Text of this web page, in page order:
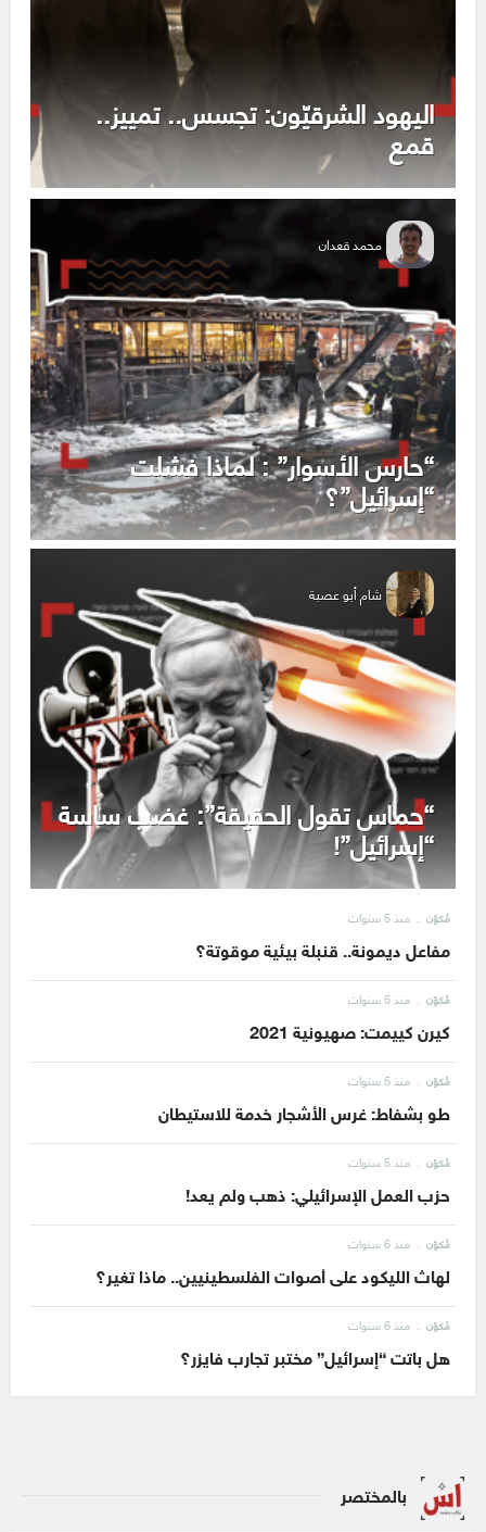
اليهود الشرقيّون: تجسس.. تمييز..
قمع
محمد قعدان
“حارس الأسوار” : لماذا فشلت
“إسرائيل”؟
شام أبو عصبة
“حماس تقول الحقيقة”: غضب ساسة
“إسرائيل”!
مُكوّن منذ 5 سنوات
مفاعل ديمونة.. قنبلة بيئية موقوتة؟
مُكوّن منذ 5 سنوات
كيرن كييمت: صهيونية 2021
مُكوّن منذ 5 سنوات
طو بشفاط: غرس الأشجار خدمة للاستيطان
مُكوّن منذ 5 سنوات
حزب العمل الإسرائيلي: ذهب ولم يعد!
مُكوّن منذ 6 سنوات
لهاث الليكود على أصوات الفلسطينيين.. ماذا تغير؟
مُكوّن منذ 6 سنوات
هل باتت “إسرائيل” مختبر تجارب فايزر؟
بالمختصر